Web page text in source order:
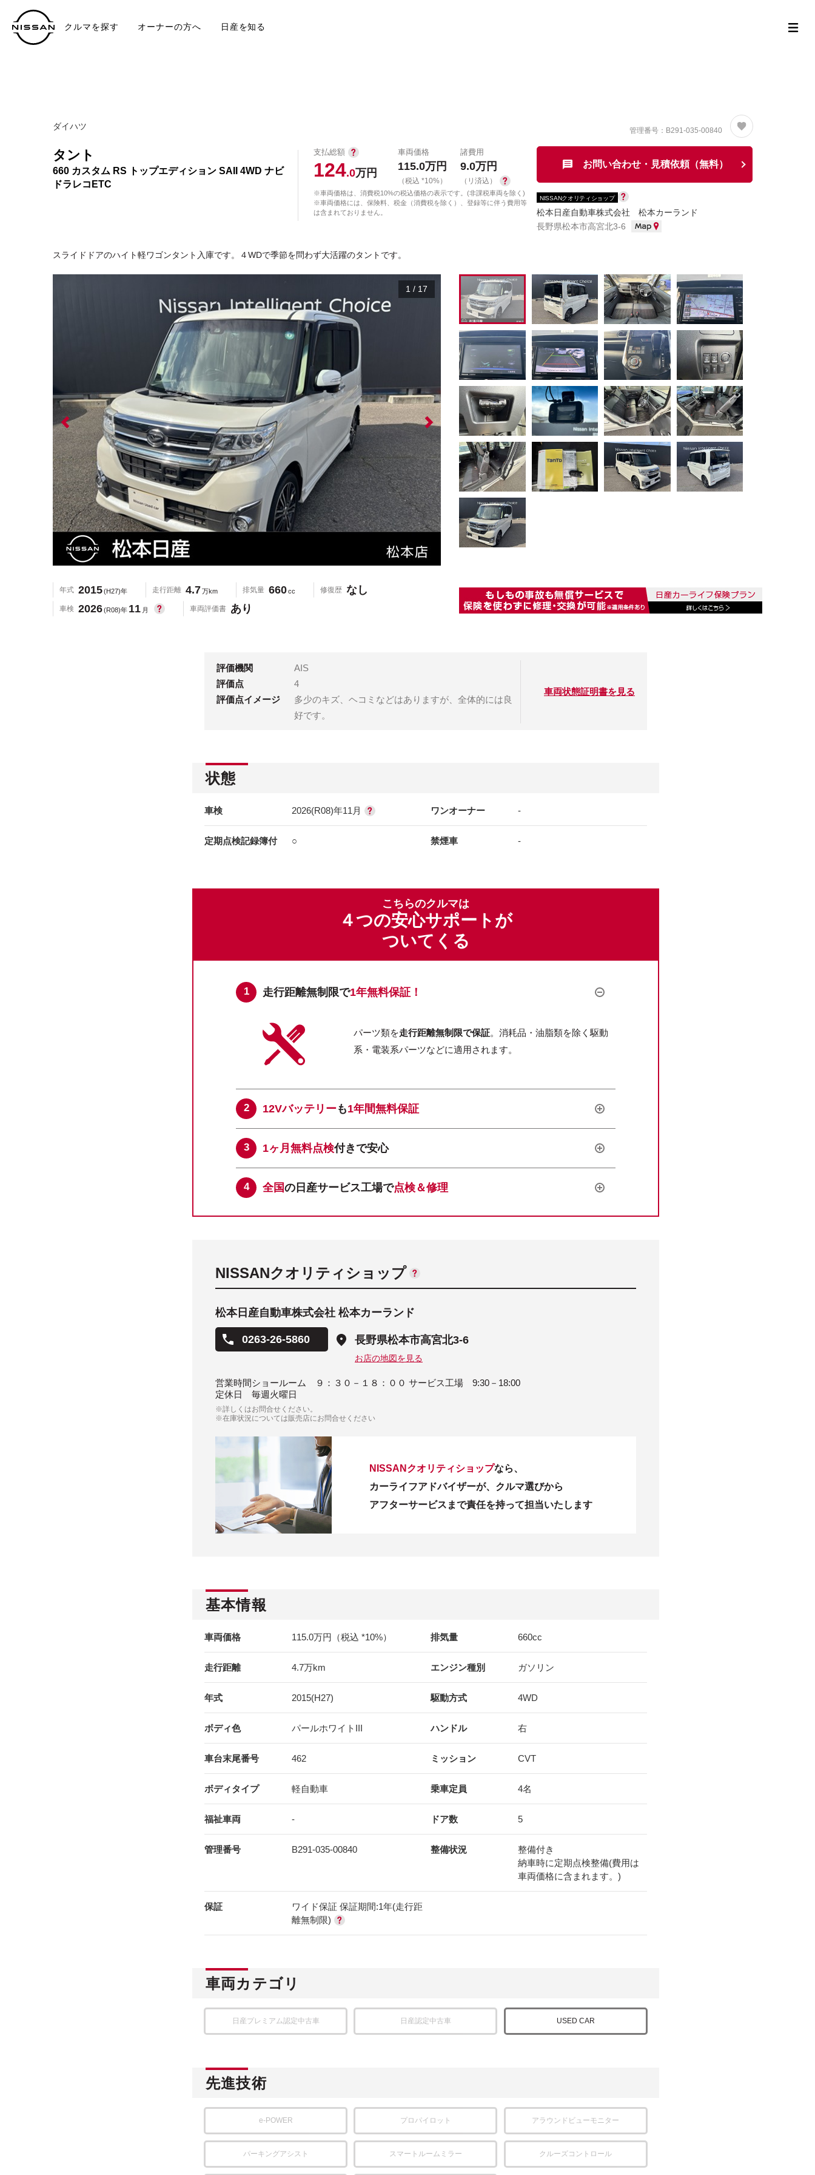
クルマを探す オーナーの方へ 日産を知る
ダイハツ
タント
660 カスタム RS トップエディション SAII 4WD ナビ
ドラレコETC
支払総額
124.0万円
車両価格
115.0万円
（税込 *10%）
諸費用
9.0万円
（リ済込）
※車両価格は、消費税10%の税込価格の表示です。(非課税車両を除く)
※車両価格には、保険料、税金（消費税を除く）、登録等に伴う費用等
は含まれておりません。
スライドドアのハイト軽ワゴンタント入庫です。４WDで季節を問わず大活躍のタントです。
管理番号：B291-035-00840
お問い合わせ・見積依頼（無料）
NISSANクオリティショップ
松本日産自動車株式会社 松本カーランド
長野県松本市高宮北3-6
1 / 17
年式 2015(H27)年 走行距離 4.7万km 排気量 660cc 修復歴 なし
車検 2026(R08)年 11 月 車両評価書 あり
評価機関
AIS
評価点
4
評価点イメージ
多少のキズ、ヘコミなどはありますが、全体的には良
好です。
車両状態証明書を見る
状態
車検 2026(R08)年11月 ワンオーナー -
定期点検記録簿付 ○ 禁煙車 -
こちらのクルマは
４つの安心サポートが
ついてくる
走行距離無制限で1年無料保証！
パーツ類を走行距離無制限で保証。消耗品・油脂類を除く駆動
系・電装系パーツなどに適用されます。
12Vバッテリーも1年間無料保証
1ヶ月無料点検付きで安心
全国の日産サービス工場で点検＆修理
NISSANクオリティショップ
松本日産自動車株式会社 松本カーランド
0263-26-5860 長野県松本市高宮北3-6
お店の地図を見る
営業時間ショールーム ９：３０－１８：００ サービス工場 9:30－18:00
定休日
毎週火曜日
※詳しくはお問合せください。
※在庫状況については販売店にお問合せください
NISSANクオリティショップなら、
カーライフアドバイザーが、クルマ選びから
アフターサービスまで責任を持って担当いたします
基本情報
車両価格 115.0万円（税込 *10%） 排気量 660cc
走行距離 4.7万km エンジン種別 ガソリン
年式 2015(H27) 駆動方式 4WD
ボディ色 パールホワイトIII ハンドル 右
車台末尾番号 462 ミッション CVT
ボディタイプ 軽自動車 乗車定員 4名
福祉車両 - ドア数 5
管理番号 B291-035-00840 整備状況
整備付き
納車時に定期点検整備(費用は
車両価格に含まれます。)
保証
ワイド保証 保証期間:1年(走行距
離無制限)
車両カテゴリ
日産プレミアム認定中古車 日産認定中古車 USED CAR
先進技術
e-POWER プロパイロット アラウンドビューモニター
パーキングアシスト スマートルームミラー クルーズコントロール